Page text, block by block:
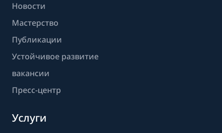
Новости
Мастерство
Публикации
Устойчивое развитие
вакансии
Пресс-центр
Услуги